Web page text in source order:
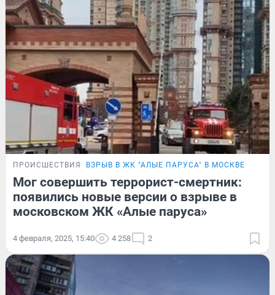
ПРОИСШЕСТВИЯ ВЗРЫВ В ЖК "АЛЫЕ ПАРУСА" В МОСКВЕ
Мог совершить террорист-смертник:
появились новые версии о взрыве в
московском ЖК «Алые паруса»
4 февраля, 2025, 15:40 4 258 2